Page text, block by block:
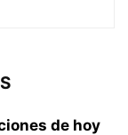
de hoy